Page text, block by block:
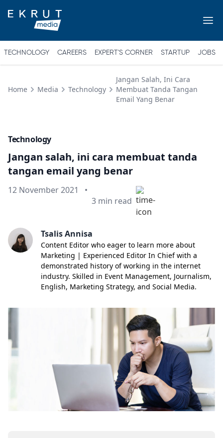
TECHNOLOGY CAREERS EXPERT'S CORNER STARTUP JOBS
Home Media Technology
Jangan Salah, Ini Cara
Membuat Tanda Tangan
Email Yang Benar
Technology
Jangan salah, ini cara membuat tanda
tangan email yang benar
Published on
12 November 2021
•
Min read
3 min read
Tsalis Annisa
Content Editor who eager to learn more about
Marketing | Experienced Editor In Chief with a
demonstrated history of working in the internet
industry. Skilled in Event Management, Journalism,
English, Marketing Strategy, and Social Media.